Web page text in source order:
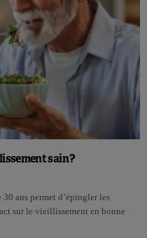
sain ?
ans permet d’épingler les
sur le vieillissement en bonne